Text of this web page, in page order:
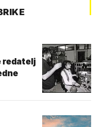
redatelj